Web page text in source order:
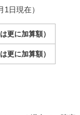
1日現在）
更に加算額）
に加算額）